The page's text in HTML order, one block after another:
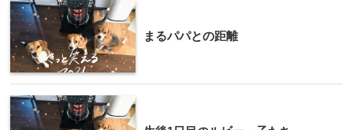
まるパパとの距離